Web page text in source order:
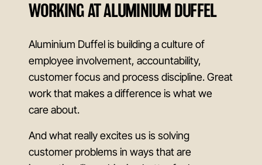
WORKING AT ALUMINIUM DUFFEL
Aluminium Duffel is building a culture of
employee involvement, accountability,
customer focus and process discipline. Great
work that makes a difference is what we
care about.
And what really excites us is solving
customer problems in ways that are